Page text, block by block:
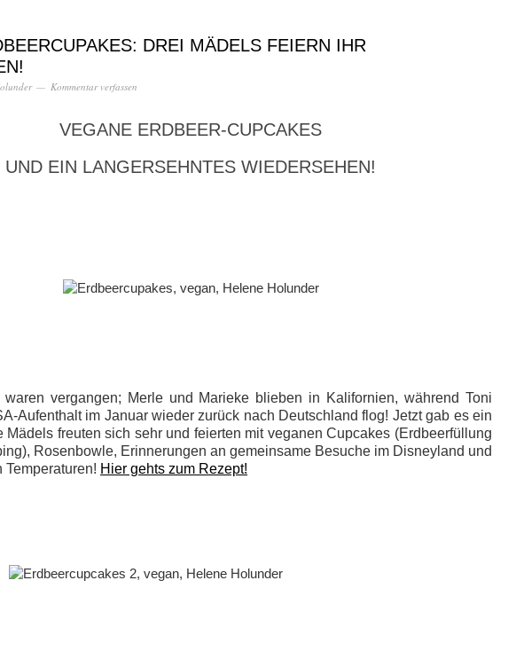
DREI MÄDELS FEIERN IHR
Kommentar verfassen
VEGANE ERDBEER-CUPCAKES
UND EIN LANGERSEHNTES WIEDERSEHEN!
waren vergangen; Merle und Marieke blieben in Kalifornien, während Toni
Aufenthalt im Januar wieder zurück nach Deutschland flog! Jetzt gab es ein
Mädels freuten sich sehr und feierten mit veganen Cupcakes (Erdbeerfüllung
Rosenbowle, Erinnerungen an gemeinsame Besuche im Disneyland und
Temperaturen! Hier gehts zum Rezept!